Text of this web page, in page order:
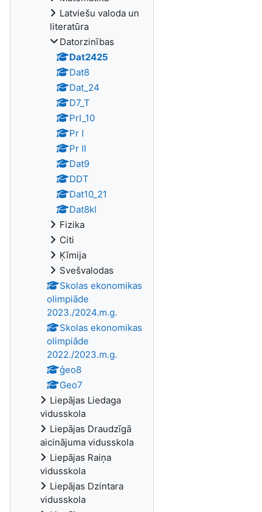
Latviešu valoda un
literatūra
Datorzinības
Dat2425
Dat8
Dat_24
D7_T
PrI_10
Pr I
Pr II
Dat9
DDT
Dat10_21
Dat8kl
Fizika
Citi
Ķīmija
Svešvalodas
Skolas ekonomikas
olimpiāde
2023./2024.m.g.
Skolas ekonomikas
olimpiāde
2022./2023.m.g.
ģeo8
Geo7
Liepājas Liedaga
vidusskola
Liepājas Draudzīgā
aicinājuma vidusskola
Liepājas Raiņa
vidusskola
Liepājas Dzintara
vidusskola